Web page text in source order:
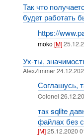
Так что
будет работать
https://
moko[M]
Ух-ты,
AlexZimmer
Соглашусь,
Colonel
так sqlite
файлах без
[M]25.12.2020